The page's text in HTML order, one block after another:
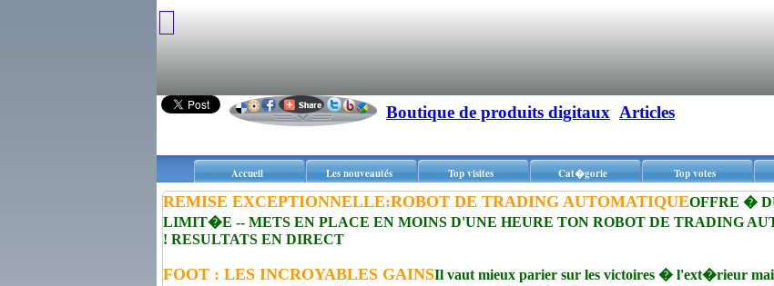
Boutique de produits digitaux Articles
Accueil Les nouveautés Top visites Cat�gorie Top votes
REMISE EXCEPTIONNELLE:ROBOT DE TRADING AUTOMATIQUEOFFRE �
LIMIT�E -- METS EN PLACE EN MOINS D'UNE HEURE TON ROBOT DE TRADING
! RESULTATS EN DIRECT
FOOT : LES INCROYABLES GAINSIl vaut mieux parier sur les victoires � l'ext�rieur